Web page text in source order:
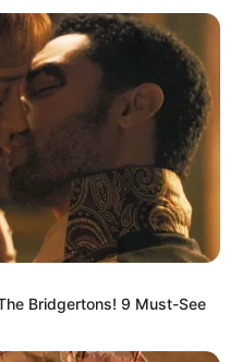
Bridgertons! 9 Must-See